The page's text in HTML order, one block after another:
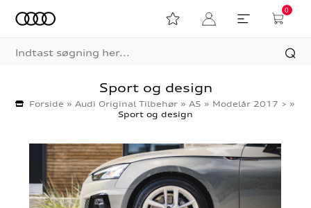
0
Sport og design
Forside »Audi Original Tilbehør »A5 » Modelår 2017 > »
Sport og design